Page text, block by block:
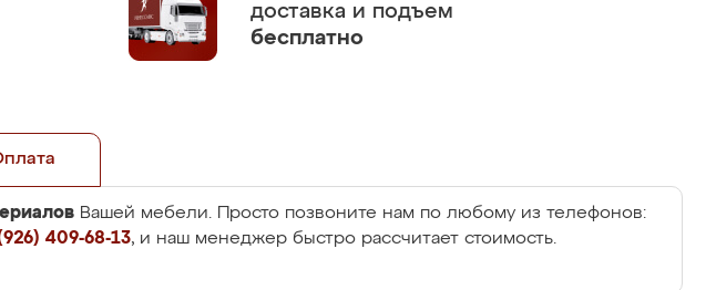
доставка и подъем
бесплатно
Вашей мебели. Просто позвоните нам по любому из телефонов:
409-68-13, и наш менеджер быстро рассчитает стоимость.